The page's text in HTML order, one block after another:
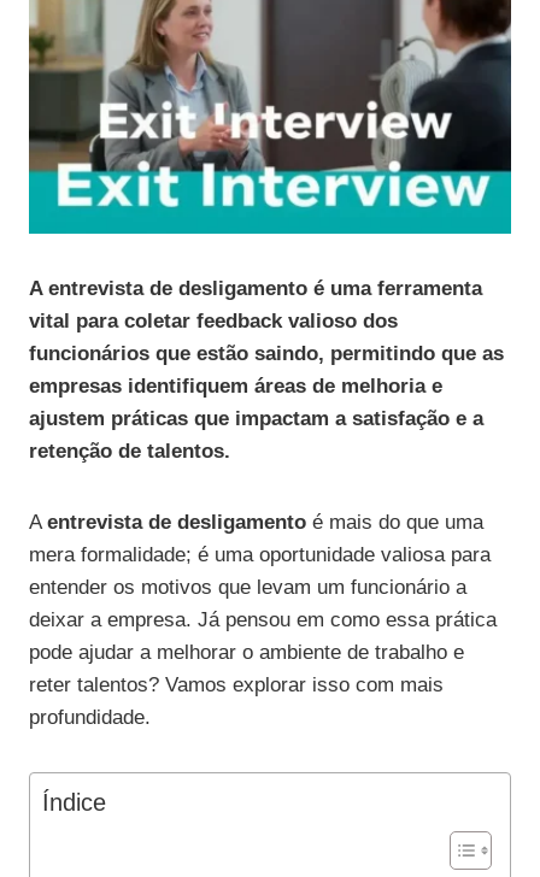
A entrevista de desligamento é uma ferramenta
vital para coletar feedback valioso dos
funcionários que estão saindo, permitindo que as
empresas identifiquem áreas de melhoria e
ajustem práticas que impactam a satisfação e a
retenção de talentos.
Aentrevista de desligamento é mais do que uma
mera formalidade; é uma oportunidade valiosa para
entender os motivos que levam um funcionário a
deixar a empresa. Já pensou em como essa prática
pode ajudar a melhorar o ambiente de trabalho e
reter talentos? Vamos explorar isso com mais
profundidade.
Índice